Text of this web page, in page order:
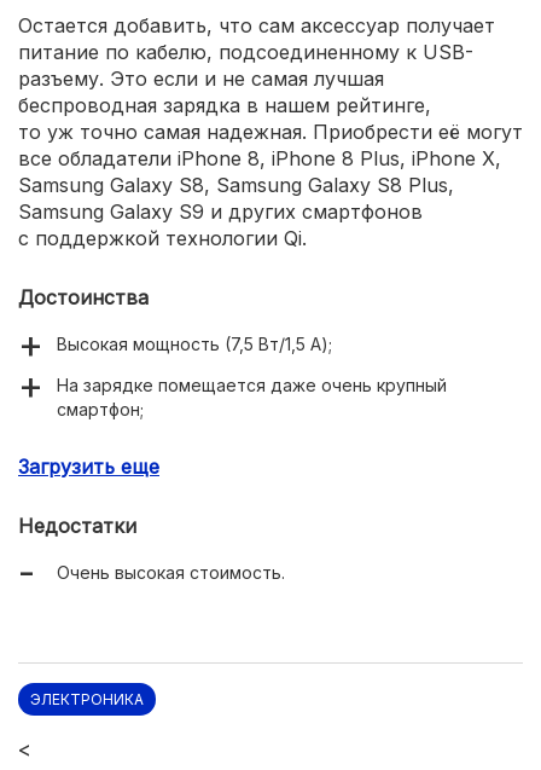
Остается добавить, что сам аксессуар получает
питание по кабелю, подсоединенному к USB-
разъему. Это если и не самая лучшая
беспроводная зарядка в нашем рейтинге,
то уж точно самая надежная. Приобрести её могут
все обладатели iPhone 8, iPhone 8 Plus, iPhone X,
Samsung Galaxy S8, Samsung Galaxy S8 Plus,
Samsung Galaxy S9 и других смартфонов
с поддержкой технологии Qi.
Достоинства
Высокая мощность (7,5 Вт/1,5 А);
На зарядке помещается даже очень крупный
смартфон;
Загрузить еще
Недостатки
Очень высокая стоимость.
ЭЛЕКТРОНИКА
<